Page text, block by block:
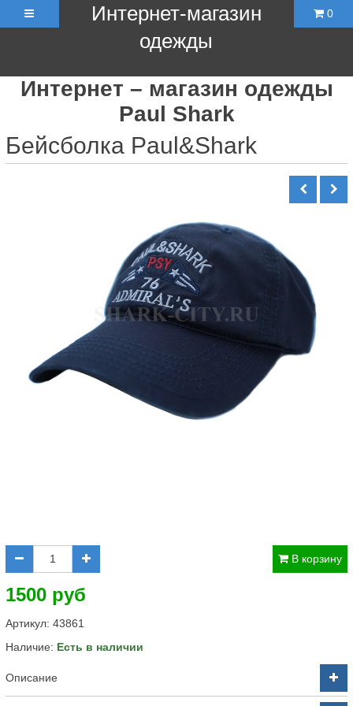
Интернет-магазин
одежды
0
Интернет – магазин одежды
Paul Shark
Бейсболка Paul&Shark
В корзину
1500 руб
Артикул: 43861
Наличие: Есть в наличии
Описание